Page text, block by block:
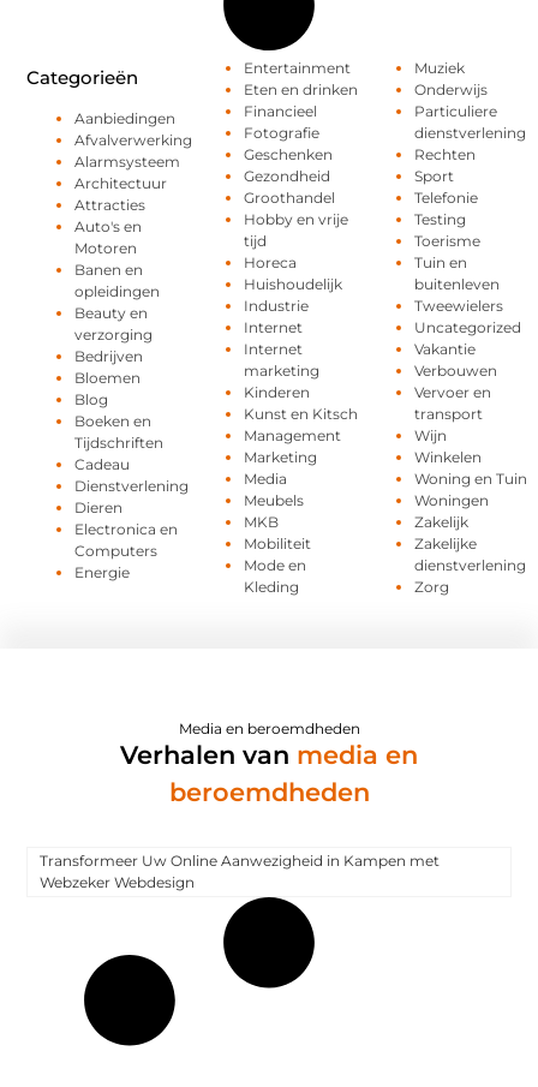
Categorieën
Aanbiedingen
Afvalverwerking
Alarmsysteem
Architectuur
Attracties
Auto's en
Motoren
Banen en
opleidingen
Beauty en
verzorging
Bedrijven
Bloemen
Blog
Boeken en
Tijdschriften
Cadeau
Dienstverlening
Dieren
Electronica en
Computers
Energie
Entertainment
Eten en drinken
Financieel
Fotografie
Geschenken
Gezondheid
Groothandel
Hobby en vrije
tijd
Horeca
Huishoudelijk
Industrie
Internet
Internet
marketing
Kinderen
Kunst en Kitsch
Management
Marketing
Media
Meubels
MKB
Mobiliteit
Mode en
Kleding
Muziek
Onderwijs
Particuliere
dienstverlening
Rechten
Sport
Telefonie
Testing
Toerisme
Tuin en
buitenleven
Tweewielers
Uncategorized
Vakantie
Verbouwen
Vervoer en
transport
Wijn
Winkelen
Woning en Tuin
Woningen
Zakelijk
Zakelijke
dienstverlening
Zorg
Media en beroemdheden
Verhalen van media en
beroemdheden
Transformeer Uw Online Aanwezigheid in Kampen met
Webzeker Webdesign